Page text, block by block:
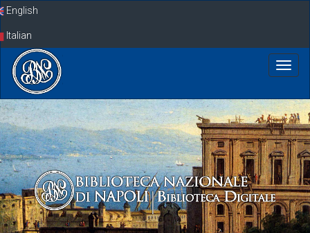
SkipEnglish
Italian